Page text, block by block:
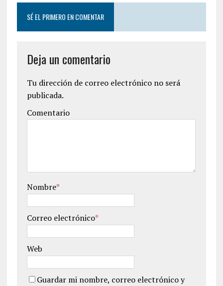
SÉ EL PRIMERO EN COMENTAR
Deja un comentario
Tu dirección de correo electrónico no será
publicada.
Comentario
Nombre*
Correo electrónico*
Web
Guardar mi nombre, correo electrónico y